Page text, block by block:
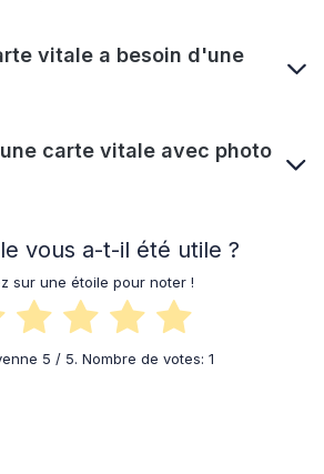
vitale a besoin d'une
carte vitale avec photo
vous a-t-il été utile ?
sur une étoile pour noter !
5 / 5. Nombre de votes: 1